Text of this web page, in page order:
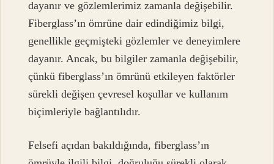
dayanır ve gözlemlerimiz zamanla değişebilir.
Fiberglass’ın ömrüne dair edindiğimiz bilgi,
genellikle geçmişteki gözlemler ve deneyimlere
dayanır. Ancak, bu bilgiler zamanla değişebilir,
çünkü fiberglass’ın ömrünü etkileyen faktörler
sürekli değişen çevresel koşullar ve kullanım
biçimleriyle bağlantılıdır.
Felsefi açıdan bakıldığında, fiberglass’ın